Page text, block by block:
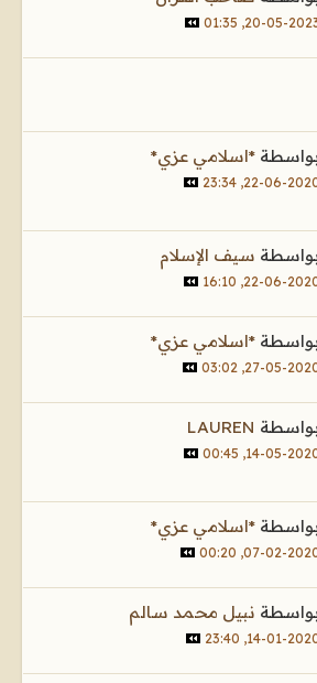
20-05-2023,
*اسلامي عزي*
22-06-2020,
سيف الإسلام
22-06-2020,
*اسلامي عزي*
27-05-2020,
LAUREN
14-05-2020,
*اسلامي عزي*
07-02-2020,
نبيل محمد سالم
14-01-2020,